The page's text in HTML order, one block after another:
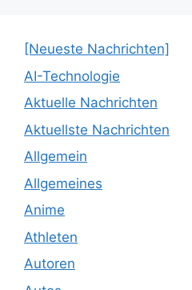
[Neueste Nachrichten]
AI-Technologie
Aktuelle Nachrichten
Aktuellste Nachrichten
Allgemein
Allgemeines
Anime
Athleten
Autoren